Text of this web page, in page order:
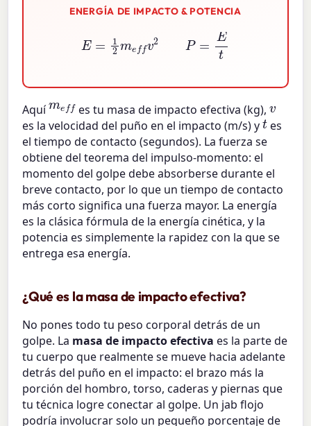
ENERGÍA DE IMPACTO & POTENCIA
Aquímefes tu masa de impacto efectiva (kg), v
es la velocidad del puño en el impacto (m/s) ytes
el tiempo de contacto (segundos). La fuerza se
obtiene del teorema del impulso-momento: el
momento del golpe debe absorberse durante el
breve contacto, por lo que un tiempo de contacto
más corto significa una fuerza mayor. La energía
es la clásica fórmula de la energía cinética, y la
potencia es simplemente la rapidez con la que se
entrega esa energía.
¿Qué es la masa de impacto efectiva?
No pones todo tu peso corporal detrás de un
golpe. La masa de impacto efectiva es la parte de
tu cuerpo que realmente se mueve hacia adelante
detrás del puño en el impacto: el brazo más la
porción del hombro, torso, caderas y piernas que
tu técnica logre conectar al golpe. Un jab flojo
podría involucrar solo un pequeño porcentaje de